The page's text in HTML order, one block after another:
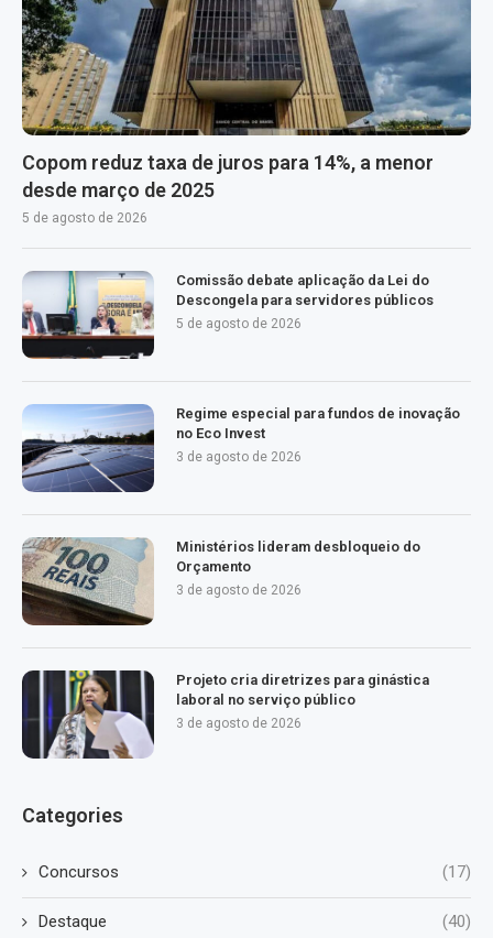
Copom reduz taxa de juros para 14%, a menor
desde março de 2025
5 de agosto de 2026
Comissão debate aplicação da Lei do
Descongela para servidores públicos
5 de agosto de 2026
Regime especial para fundos de inovação
no Eco Invest
3 de agosto de 2026
Ministérios lideram desbloqueio do
Orçamento
3 de agosto de 2026
Projeto cria diretrizes para ginástica
laboral no serviço público
3 de agosto de 2026
Categories
Concursos (17)
Destaque (40)